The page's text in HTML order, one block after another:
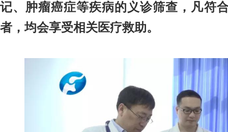
记、肿瘤癌症等疾病的义诊筛查，凡符
者，均会享受相关医疗救助。